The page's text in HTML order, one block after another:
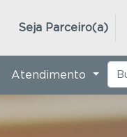
Seja Parceiro(a)
Atendimento